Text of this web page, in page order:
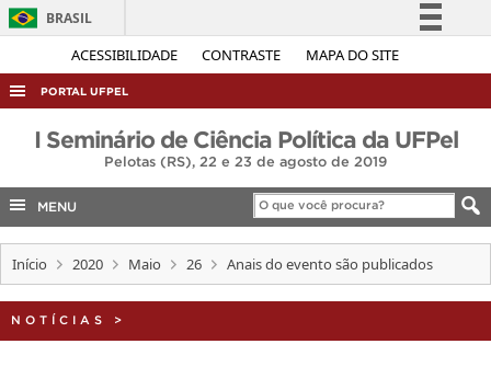
ACESSIBILIDADE CONTRASTE MAPA DO SITE
BRASIL
Simplifique!
Acesso à informação
Legislação
Canais
PORTAL UFPEL
ACESSO À INFORMAÇÃO
AUDITORIA
COBALTO
INTERNACIONAL
I Seminário de Ciência Política da UFPel
Pelotas (RS), 22 e 23 de agosto de 2019
MENU
Início 2020 Maio 26 Anais do evento são publicados
NOTÍCIAS >